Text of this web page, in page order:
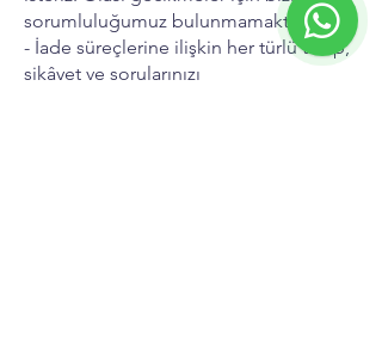
sorumluluğumuz bulunmamaktadır.
- İade süreçlerine ilişkin her türlü talep,
şikâyet ve sorularınızı